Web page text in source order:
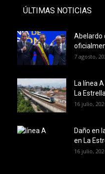
ÚLTIMAS NOTICIAS
Abelardo
7 agosto,
La línea
La Estrella
16 julio,
Daño en
en La
16 julio,